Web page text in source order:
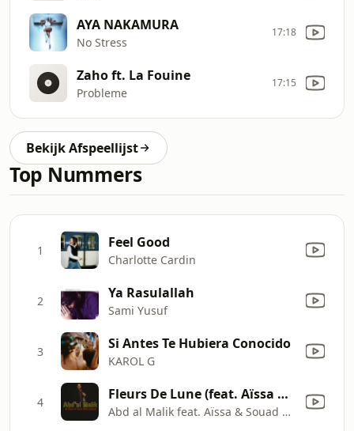
AYA NAKAMURA
No Stress
17:18
Zaho ft. La Fouine
Probleme
17:15
Bekijk Afspeellijst
Top Nummers
1 Feel Good
Charlotte Cardin
2 Ya Rasulallah
Sami Yusuf
3 Si Antes Te Hubiera Conocido
KAROL G
4 Fleurs De Lune (feat. Aïssa & Souad Massi) [feat. Aïssa & Souad Massi]
Abd al Malik feat. Aïssa & Souad Massi